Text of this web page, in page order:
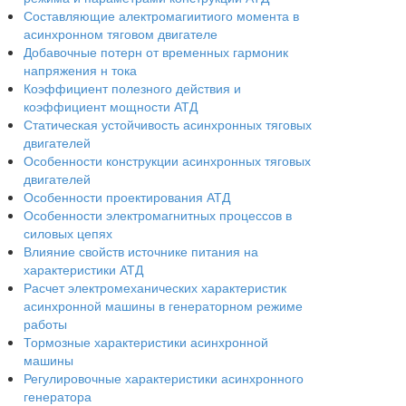
Составляющие алектромагиитиого момента в
асинхронном тяговом двигателе
Добавочные потерн от временных гармоник
напряжения н тока
Коэффициент полезного действия и
коэффициент мощности АТД
Статическая устойчивость асинхронных тяговых
двигателей
Особенности конструкции асинхронных тяговых
двигателей
Особенности проектирования АТД
Особенности электромагнитных процессов в
силовых цепях
Влияние свойств источнике питания на
характеристики АТД
Расчет электромеханических характеристик
асинхронной машины в генераторном режиме
работы
Тормозные характеристики асинхронной
машины
Регулировочные характеристики асинхронного
генератора